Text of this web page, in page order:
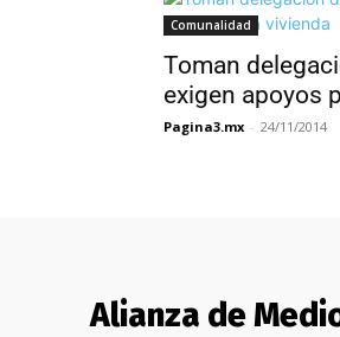
Comunalidad
Toman
exigen apoyos
Pagina3.mx - 24/11/2014
Alianza de